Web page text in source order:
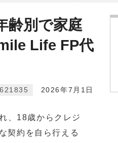
齢別で家庭
Life FP代
2026年7月1日
、18歳からクレジ
契約を自ら行える